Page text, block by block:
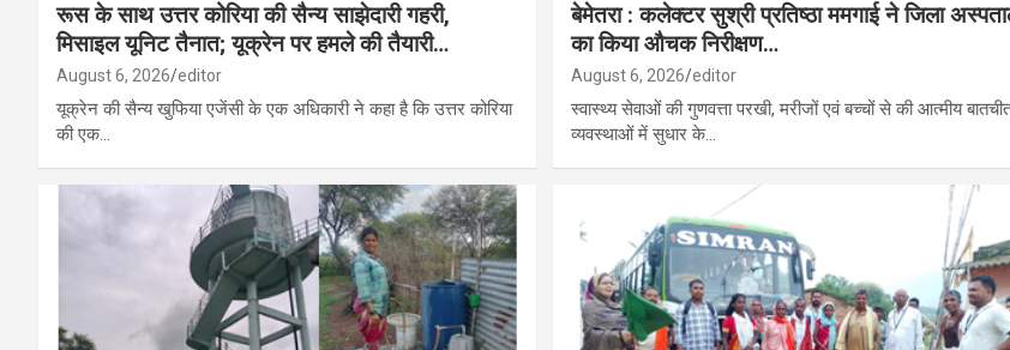
रूस के साथ उत्तर कोरिया की सैन्य साझेदारी गहरी,
मिसाइल यूनिट तैनात; यूक्रेन पर हमले की तैयारी…
August 6, 2026 editor
यूक्रेन की सैन्य खुफिया एजेंसी के एक अधिकारी ने कहा है कि उत्तर कोरिया
की एक…
बेमेतरा : कलेक्टर सुश्री प्रतिष्ठा ममगाई ने जिला
का किया औचक निरीक्षण…
August 6, 2026 editor
स्वास्थ्य सेवाओं की गुणवत्ता परखी, मरीजों एवं बच्चों से की आत्मीय
व्यवस्थाओं में सुधार के…